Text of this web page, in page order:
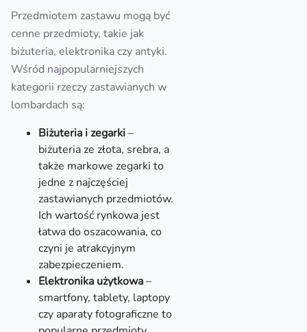
Przedmiotem zastawu mogą być
cenne przedmioty, takie jak
biżuteria, elektronika czy antyki.
Wśród najpopularniejszych
kategorii rzeczy zastawianych w
lombardach są:
Biżuteria i zegarki–
biżuteria ze złota, srebra, a
także markowe zegarki to
jedne z najczęściej
zastawianych przedmiotów.
Ich wartość rynkowa jest
łatwa do oszacowania, co
czyni je atrakcyjnym
zabezpieczeniem.
Elektronika użytkowa–
smartfony, tablety, laptopy
czy aparaty fotograficzne to